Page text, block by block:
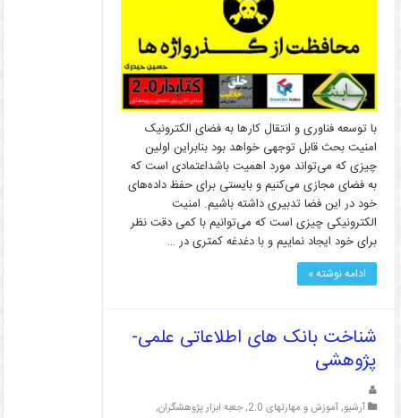
با توسعه فناوری و انتقال کارها به فضای الکترونیک
امنیت بحث قابل توجهی خواهد بود بنابراین اولین
چیزی که می‌تواند مورد اهمیت باشداعتمادی است که
به فضای مجازی می‌کنیم و بایستی برای حفظ داده‌های
خود در این فضا تدبیری داشته باشیم. امنیت
الکترونیکی چیزی است که می‌توانیم با کمی دقت نظر
برای خود ایجاد نماییم و با دغدغه کمتری در …
ادامه نوشته »
شناخت بانک های اطلاعاتی علمی-
پژوهشی
آرشیو,آموزش و مهارتهای 2.0 ,جعبه ابزار پژوهشگران,